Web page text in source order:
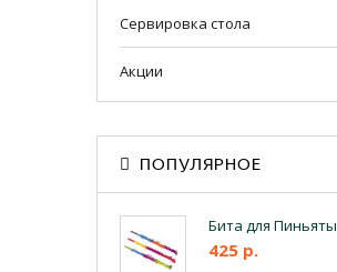
Сервировка стола
Акции
ПОПУЛЯРНОЕ
Бита для Пиньяты
425 р.